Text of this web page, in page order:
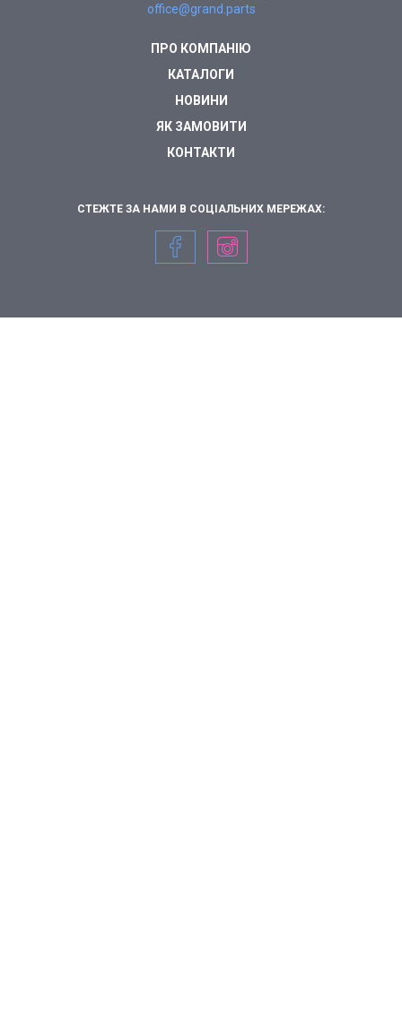
ПРО КОМПАНІЮ
КАТАЛОГИ
НОВИНИ
ЯК ЗАМОВИТИ
КОНТАКТИ
office@grand.parts
СТЕЖТЕ ЗА НАМИ В СОЦІАЛЬНИХ МЕРЕЖАХ: